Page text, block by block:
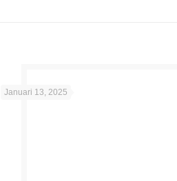
Januari 13, 2025